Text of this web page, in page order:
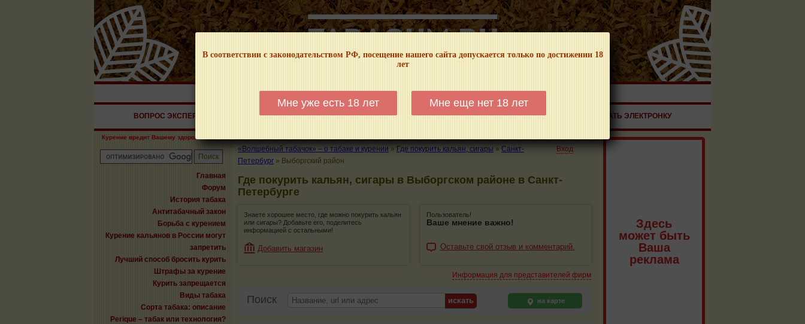
В соответствии с законодательством РФ, посещение нашего сайта допускается только по достижении 18
лет
Мне уже есть 18 лет Мне еще нет 18 лет
НАШ ПОРТАЛ – ИНФОРМАЦИОННЫЙ! МЫ НЕ ЗАНИМАЕМСЯ ПРОДАЖЕЙ И РЕКЛАМОЙ ТАБАЧНОЙ ПРОДУКЦИИ!
ВОПРОС ЭКСПЕРТУ КАЛЬЯНЫ ТРУБКИ ГДЕ КУПИТЬ ГДЕ ПОКУРИТЬ КУРЕНИЕ И ЗДОРОВЬЕ ЗАКАЗАТЬ ЭЛЕКТРОНКУ
Курение вредит Вашему здоровью!
Главная
Форум
История табака
Антитабачный закон
Борьба с курением
Курение кальянов в России могут
запретить
Лучший способ бросить курить
Штрафы за курение
Курить запрещается
Виды табака
Сорта табака: описание
Perique – табак или технология?
«Волшебный табачок» – о табаке и курении » Где покурить кальян, сигары » Санкт-
Петербург » Выборгский район
Вход
Где покурить кальян, сигары в Выборгском районе в Санкт-
Петербурге
Знаете хорошее место, где можно покурить кальян
или сигары? Добавьте его, поделитесь
информацией с остальными!
Добавить магазин
Пользователь!
Ваше мнение важно!
Оставьте свой отзыв и комментарий.
Информация для представителей фирм
Поиск на карте
Здесь
может быть
Ваша
реклама